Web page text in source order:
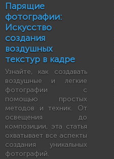
Парящие
фотографии:
Искусство
создания
воздушных
текстур в кадре
Узнайте, как создавать
воздушные и легкие
фотографии с
помощью простых
методов и техник. От
освещения до
композиции, эта статья
охватывает все аспекты
создания уникальных
фотографий.